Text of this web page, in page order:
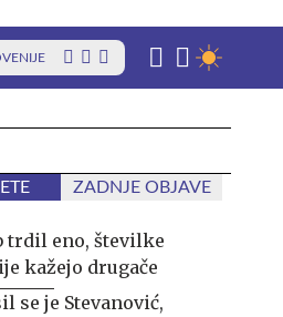
ZADNJE OBJAVE
trdil eno, številke
kažejo drugače
se je Stevanović,